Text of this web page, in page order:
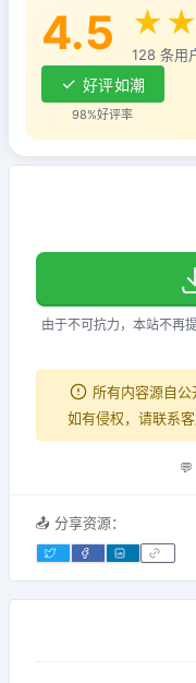
4.5 128 条用
好评如潮
98%好评率
由于不可抗力，本站不再
所有内容源自公
如有侵权，请联系
📤 分享资源：